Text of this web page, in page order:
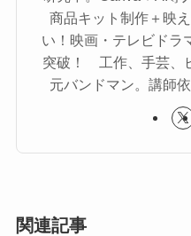
商品キット制作＋映
い！映画・テレビドラ
突破！ 工作、手芸、
元バンドマン。講師
関連記事